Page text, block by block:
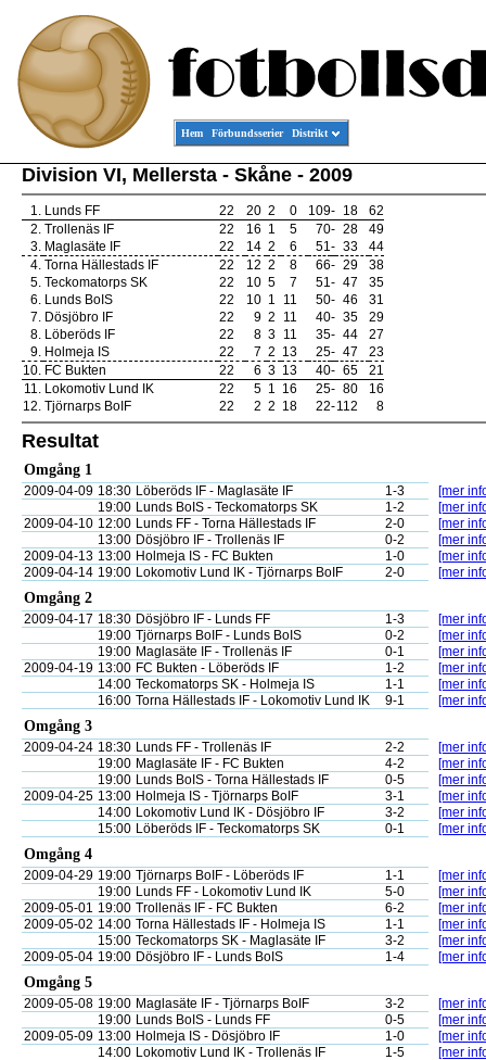
Hem Förbundsserier Distrikt
Division VI, Mellersta - Skåne - 2009
1. Lunds FF 22 20 2 0 109- 18
62
2. Trollenäs IF 22 16 1 5 70- 28
49
3. Maglasäte IF 22 14 2 6 51- 33
44
4. Torna Hällestads IF 22 12 2 8 66- 29
38
5. Teckomatorps SK 22 10 5 7 51- 47
35
6. Lunds BoIS 22 10 1 11 50- 46
31
7. Dösjöbro IF 22 9 2 11 40- 35
29
8. Löberöds IF 22 8 3 11 35- 44
27
9. Holmeja IS 22 7 2 13 25- 47
23
10. FC Bukten 22 6 3 13 40- 65
21
11. Lokomotiv Lund IK 22 5 1 16 25- 80
16
12. Tjörnarps BoIF 22 2 2 18 22-112 8
Resultat
Omgång 1
2009-04-09 18:30 Löberöds IF - Maglasäte IF 1-3
[mer
19:00 Lunds BoIS - Teckomatorps SK 1-2
[mer
2009-04-10 12:00 Lunds FF - Torna Hällestads IF 2-0
[mer
13:00 Dösjöbro IF - Trollenäs IF 0-2
[mer
2009-04-13 13:00 Holmeja IS - FC Bukten 1-0
[mer
2009-04-14 19:00 Lokomotiv Lund IK - Tjörnarps BoIF 2-0 [mer
Omgång 2
2009-04-17 18:30 Dösjöbro IF - Lunds FF 1-3
[mer
19:00 Tjörnarps BoIF - Lunds BoIS 0-2
[mer
19:00 Maglasäte IF - Trollenäs IF 0-1
[mer
2009-04-19 13:00 FC Bukten - Löberöds IF 1-2
[mer
14:00 Teckomatorps SK - Holmeja IS 1-1
[mer
16:00 Torna Hällestads IF - Lokomotiv Lund IK 9-1 [mer
Omgång 3
2009-04-24 18:30 Lunds FF - Trollenäs IF 2-2
[mer
19:00 Maglasäte IF - FC Bukten 4-2
[mer
19:00 Lunds BoIS - Torna Hällestads IF 0-5
[mer
2009-04-25 13:00 Holmeja IS - Tjörnarps BoIF 3-1
[mer
14:00 Lokomotiv Lund IK - Dösjöbro IF 3-2
[mer
15:00 Löberöds IF - Teckomatorps SK 0-1 [mer
Omgång 4
2009-04-29 19:00 Tjörnarps BoIF - Löberöds IF 1-1
[mer
19:00 Lunds FF - Lokomotiv Lund IK 5-0
[mer
2009-05-01 19:00 Trollenäs IF - FC Bukten 6-2
[mer
2009-05-02 14:00 Torna Hällestads IF - Holmeja IS 1-1
[mer
15:00 Teckomatorps SK - Maglasäte IF 3-2
[mer
2009-05-04 19:00 Dösjöbro IF - Lunds BoIS 1-4 [mer
Omgång 5
2009-05-08 19:00 Maglasäte IF - Tjörnarps BoIF 3-2
[mer
19:00 Lunds BoIS - Lunds FF 0-5
[mer
2009-05-09 13:00 Holmeja IS - Dösjöbro IF 1-0
[mer
14:00 Lokomotiv Lund IK - Trollenäs IF 1-5
[mer